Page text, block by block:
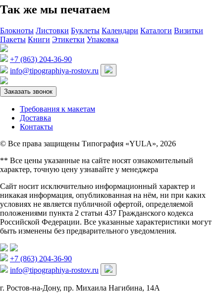
Так же мы печатаем
Блокноты Листовки Буклеты Календари Каталоги Визитки
Пакеты Книги Этикетки Упаковка
+7 (863) 204-36-90
info@tipographiya-rostov.ru
Заказать звонок
Требования к макетам
Доставка
Контакты
© Все права защищены Типография «YULA», 2026
** Все цены указанные на сайте носят ознакомительный
характер, точную цену узнавайте у менеджера
Сайт носит исключительно информационный характер и
никакая информация, опубликованная на нём, ни при каких
условиях не является публичной офертой, определяемой
положениями пункта 2 статьи 437 Гражданского кодекса
Российской Федерации. Все указанные характеристики могут
быть изменены без предварительного уведомления.
+7 (863) 204-36-90
info@tipographiya-rostov.ru
г. Ростов-на-Дону, пр. Михаила Нагибина, 14А